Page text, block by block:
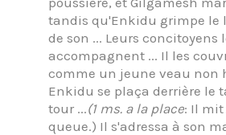
tandis qu'Enkidu grimpe le
de son ... Leurs concitoyens
accompagnent ... Il les
comme un jeune veau non
Enkidu se plaça derrière le
tour ...(1 ms. a la place: Il mit
queue.) Il s'adressa à son